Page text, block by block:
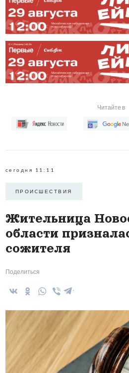
Читайте в
сегодня 11:11
ПРОИCШЕСТВИЯ
Жительница
области
сожителя
Поделиться